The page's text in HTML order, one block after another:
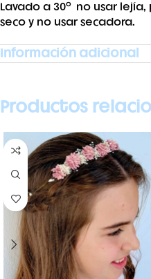
Lavado a 30º no usar
seco y no usar secadora.
Información adicional
Productos